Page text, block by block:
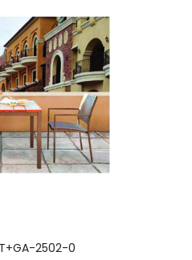
2502-0